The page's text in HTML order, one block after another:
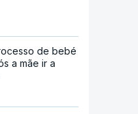
de bebé
a mãe ir a